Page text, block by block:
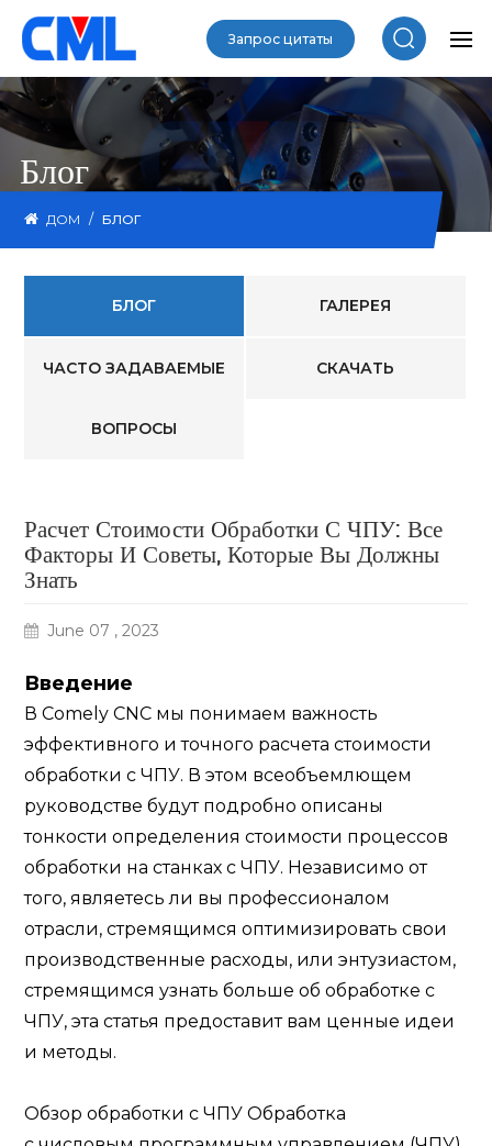
Запрос цитаты
Блог
ДОМ / БЛОГ
БЛОГ ГАЛЕРЕЯ
ЧАСТО ЗАДАВАЕМЫЕ
ВОПРОСЫ
СКАЧАТЬ
Расчет Стоимости Обработки С ЧПУ: Все
Факторы И Советы, Которые Вы Должны
Знать
June 07 , 2023
Введение
В Comely CNC мы понимаем важность
эффективного и точного расчета стоимости
обработки с ЧПУ. В этом всеобъемлющем
руководстве будут подробно описаны
тонкости определения стоимости процессов
обработки на станках с ЧПУ. Независимо от
того, являетесь ли вы профессионалом
отрасли, стремящимся оптимизировать свои
производственные расходы, или энтузиастом,
стремящимся узнать больше об обработке с
ЧПУ, эта статья предоставит вам ценные идеи
и методы.
Обзор обработки с ЧПУ Обработка